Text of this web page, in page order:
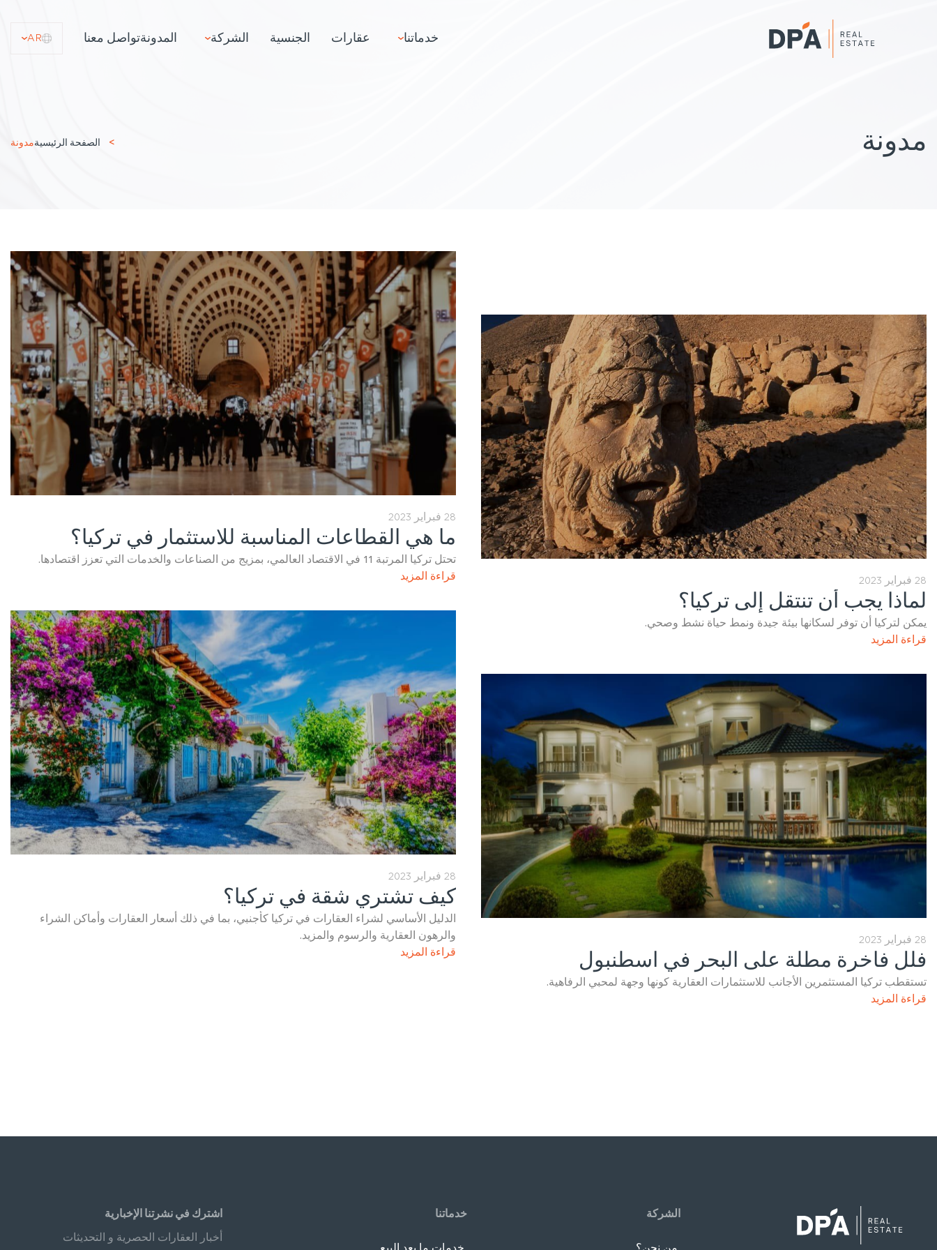
خدماتنا عقارات الجنسية الشركة المدونةتواصل معنا AR
مدونة الصفحة الرئيسيةمدونة
28 فبراير 2023
لماذا يجب أن تنتقل إلى تركيا؟
يمكن لتركيا أن توفر لسكانها بيئة جيدة ونمط حياة نشط وصحي.
قراءة المزيد
28 فبراير 2023
ما هي القطاعات المناسبة للاستثمار في تركيا؟
تحتل تركيا المرتبة 11 في الاقتصاد العالمي، بمزيج من الصناعات والخدمات التي تعزز اقتصادها.
قراءة المزيد
28 فبراير 2023
فلل فاخرة مطلة على البحر في اسطنبول
تستقطب تركيا المستثمرين الأجانب للاستثمارات العقارية كونها وجهة لمحبي الرفاهية.
قراءة المزيد
28 فبراير 2023
كيف تشتري شقة في تركيا؟
الدليل الأساسي لشراء العقارات في تركيا كأجنبي، بما في ذلك أسعار العقارات وأماكن الشراء
والرهون العقارية والرسوم والمزيد.
قراءة المزيد
الشركة خدماتنا اشترك في نشرتنا الإخبارية
أخبار العقارات الحصرية و التحديثات